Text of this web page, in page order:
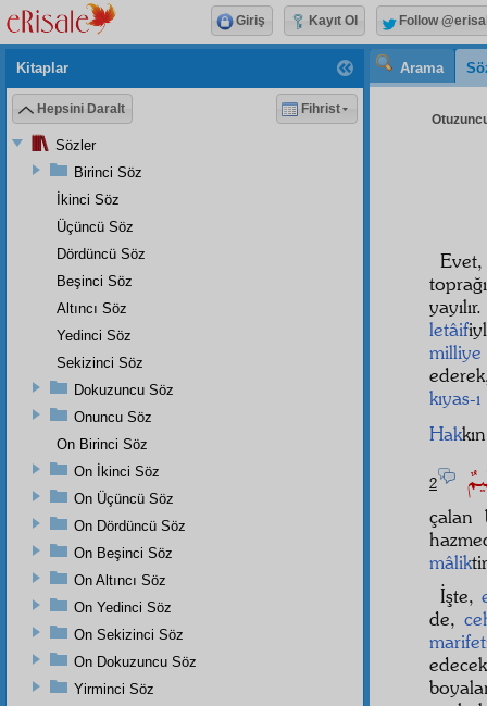
Arama
letâif
milliye
kıyas-
Hak
2
çalan
mâlik
İşte,
de,
marifet
Kitaplar
Hepsini Daralt Fihrist
Sözler
Birinci Söz
İkinci Söz
Üçüncü Söz
Dördüncü Söz
Beşinci Söz
Altıncı Söz
Yedinci Söz
Sekizinci Söz
Dokuzuncu Söz
Onuncu Söz
On Birinci Söz
On İkinci Söz
On Üçüncü Söz
On Dördüncü Söz
On Beşinci Söz
On Altıncı Söz
On Yedinci Söz
On Sekizinci Söz
On Dokuzuncu Söz
Yirminci Söz
Giriş Kayıt Ol Follow